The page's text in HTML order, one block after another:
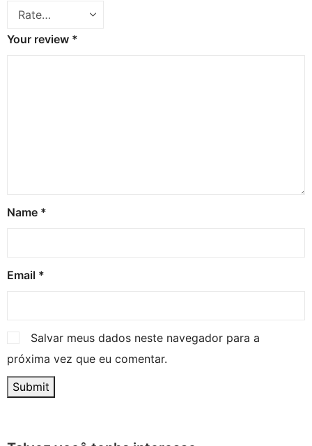
Your review *
Name *
Email *
Salvar meus dados neste navegador para a
próxima vez que eu comentar.